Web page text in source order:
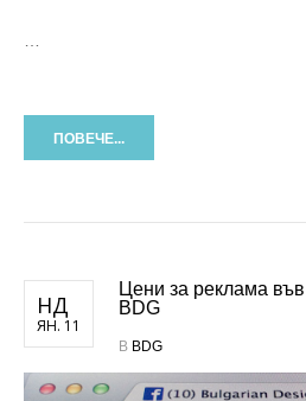
…
ПОВЕЧЕ...
НД
ЯН. 11
Цени за реклама
BDG
В BDG